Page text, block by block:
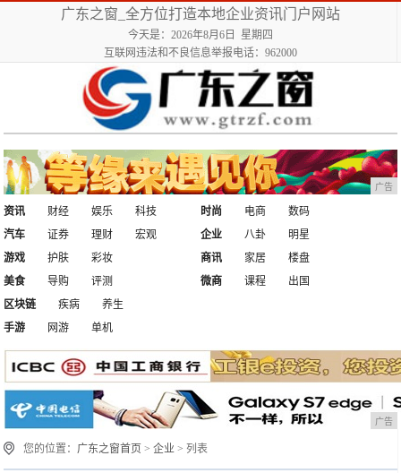
广东之窗_全方位打造本地企业资讯门户网站
今天是：2026年8月6日 星期四
互联网违法和不良信息举报电话：962000
广告
资讯 财经 娱乐
科技
汽车
证券 理财 宏观
时尚 电商
数码
企业
八卦
明星
游戏
护肤
彩妆
美食
导购 评测
商讯 家居
楼盘
微商
课程
出国
区块链
疾病
养生
手游
网游 单机
广告
您的位置： 广东之窗首页 >企业 > 列表